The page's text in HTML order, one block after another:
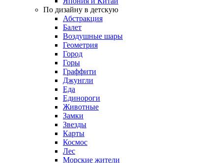
По дизайну в детскую
Абстракция
Балет
Воздушные шары
Геометрия
Город
Горы
Граффити
Джунгли
Еда
Единороги
Животные
Замки
Звезды
Карты
Космос
Лес
Морские жители